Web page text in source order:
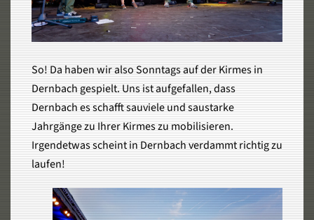
So! Da haben wir also Sonntags auf der Kirmes in
Dernbach gespielt. Uns ist aufgefallen, dass
Dernbach es schafft sauviele und saustarke
Jahrgänge zu Ihrer Kirmes zu mobilisieren.
Irgendetwas scheint in Dernbach verdammt richtig zu
laufen!